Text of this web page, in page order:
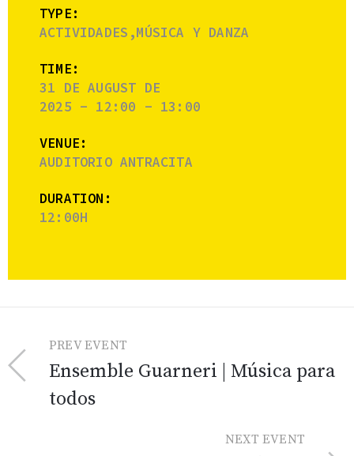
TYPE:
ACTIVIDADES,MÚSICA Y DANZA
TIME:
31 DE AUGUST DE
2025 - 12:00 - 13:00
VENUE:
AUDITORIO ANTRACITA
DURATION:
12:00H
PREV EVENT
Ensemble Guarneri | Música para
todos
NEXT EVENT